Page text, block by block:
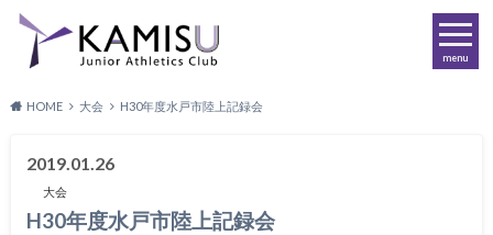
menu
HOME 大会 H30年度水戸市陸上記録会
2019.01.26
大会
H30年度水戸市陸上記録会